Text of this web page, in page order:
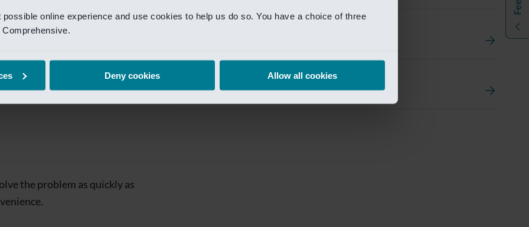
online experience and use cookies to help us do so. You have a choice of three
Deny cookies Allow all cookies
Van Lanschot Kempen Research
is
the problem as quickly as